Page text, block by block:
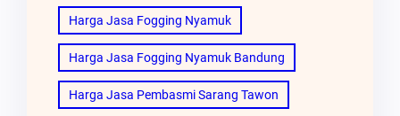
Harga Jasa Fogging Nyamuk
Harga Jasa Fogging Nyamuk Bandung
Harga Jasa Pembasmi Sarang Tawon